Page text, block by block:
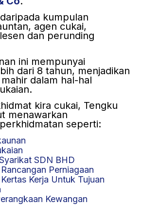
kumpulan
agen cukai,
dan perunding
ini mempunyai
dari 8 tahun, menjadikan
dalam hal-hal
kira cukai, Tengku
menawarkan
seperti:
SDN BHD
Perniagaan
Kerja Untuk Tujuan
Kewangan